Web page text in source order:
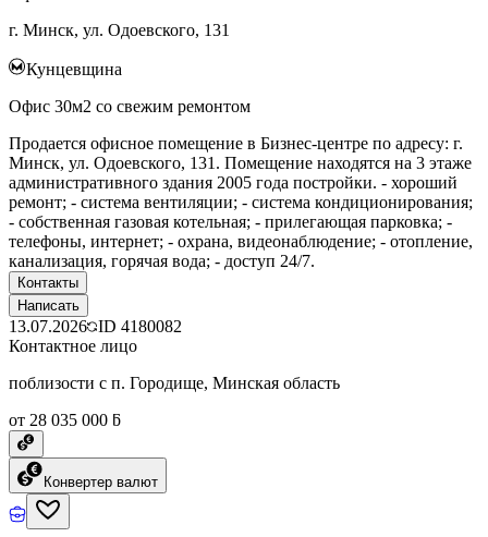
г. Минск, ул. Одоевского, 131
Кунцевщина
Офис 30м2 со свежим ремонтом
Продается офисное помещение в Бизнес-центре по адресу: г.
Минск, ул. Одоевского, 131. Помещение находятся на 3 этаже
административного здания 2005 года постройки. - хороший
ремонт; - система вентиляции; - система кондиционирования;
- собственная газовая котельная; - прилегающая парковка; -
телефоны, интернет; - охрана, видеонаблюдение; - отопление,
канализация, горячая вода; - доступ 24/7.
Контакты
Написать
13.07.2026 ID 4180082
Контактное лицо
поблизости с п. Городище, Минская область
от 28 035 000 ƃ
Конвертер валют